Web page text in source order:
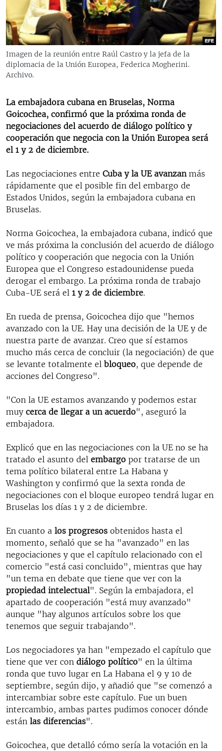
RADIO MARTÍ
ESPECIALES
ESPECIALES
LA REALIDAD DE LA VIVIENDA EN CUBA
SER VIEJO EN CUBA
KENTU-CUBANO
LOS SANTOS DE HIALEAH
DESINFORMACIÓN RUSA EN AMÉRICA LATINA
LA INVASIÓN DE RUSIA A UCRANIA
MULTIMEDIA
EDITORIALES
Imagen de la reunión entre Raúl Castro y la jefa de la
diplomacia de la Unión Europea, Federica Mogherini.
Archivo.
La embajadora cubana en Bruselas, Norma
Goicochea, confirmó que la próxima ronda de
negociaciones del acuerdo de diálogo político y
cooperación que negocia con la Unión Europea será
el 1 y 2 de diciembre.
Las negociaciones entre Cuba y la UE avanzanmás
rápidamente que el posible fin del embargo de
Estados Unidos, según la embajadora cubana en
Bruselas.
Norma Goicochea, la embajadora cubana, indicó que
ve más próxima la conclusión del acuerdo de diálogo
político y cooperación que negocia con la Unión
Europea que el Congreso estadounidense pueda
derogar el embargo. La próxima ronda de trabajo
Cuba-UE será el 1 y 2 de diciembre.
En rueda de prensa, Goicochea dijo que "hemos
avanzado con la UE. Hay una decisión de la UE y de
nuestra parte de avanzar. Creo que sí estamos
mucho más cerca de concluir (la negociación) de que
se levante totalmente el bloqueo, que depende de
acciones del Congreso".
"Con la UE estamos avanzando y podemos estar
muy cerca de llegar a un acuerdo", aseguró la
embajadora.
Explicó que en las negociaciones con la UE no se ha
tratado el asunto del embargo por tratarse de un
tema político bilateral entre La Habana y
Washington y confirmó que la sexta ronda de
negociaciones con el bloque europeo tendrá lugar en
Bruselas los días 1 y 2 de diciembre.
En cuanto a los progresos obtenidos hasta el
momento, señaló que se ha "avanzado" en las
negociaciones y que el capítulo relacionado con el
comercio "está casi concluido", mientras que hay
"un tema en debate que tiene que ver con la
propiedad intelectual". Según la embajadora, el
apartado de cooperación "está muy avanzado"
aunque "hay algunos artículos sobre los que
tenemos que seguir trabajando".
Los negociadores ya han "empezado el capítulo que
tiene que ver con diálogo político" en la última
ronda que tuvo lugar en La Habana el 9 y 10 de
septiembre, según dijo, y añadió que "se comenzó a
intercambiar sobre este capítulo. Fue un buen
intercambio, ambas partes pudimos conocer dónde
están las diferencias".
Goicochea, que detalló cómo sería la votación en la